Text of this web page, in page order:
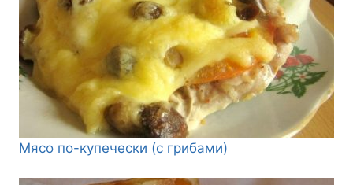
Мясо по-купечески (с грибами)